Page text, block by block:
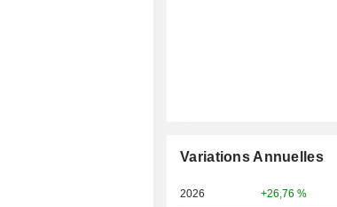
Variations Annuelles
2026 +26,76 %